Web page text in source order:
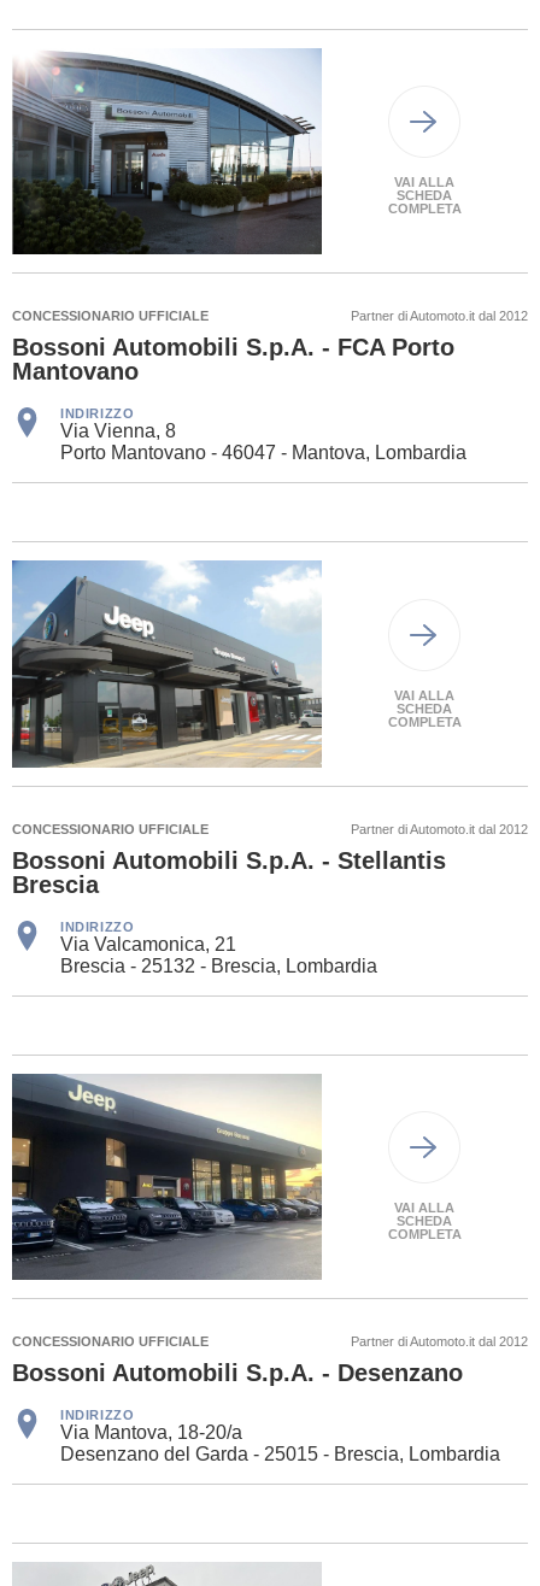
VAI ALLA
SCHEDA
COMPLETA
CONCESSIONARIO UFFICIALE Partner di Automoto.it dal 2012
Bossoni Automobili S.p.A. - FCA Porto
Mantovano
INDIRIZZO
Via Vienna, 8
Porto Mantovano - 46047 - Mantova, Lombardia
VAI ALLA
SCHEDA
COMPLETA
CONCESSIONARIO UFFICIALE Partner di Automoto.it dal 2012
Bossoni Automobili S.p.A. - Stellantis
Brescia
INDIRIZZO
Via Valcamonica, 21
Brescia - 25132 - Brescia, Lombardia
VAI ALLA
SCHEDA
COMPLETA
CONCESSIONARIO UFFICIALE Partner di Automoto.it dal 2012
Bossoni Automobili S.p.A. - Desenzano
INDIRIZZO
Via Mantova, 18-20/a
Desenzano del Garda - 25015 - Brescia, Lombardia